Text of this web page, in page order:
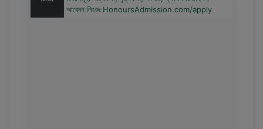
আবেদন লিংকঃ HonoursAdmission.com/apply